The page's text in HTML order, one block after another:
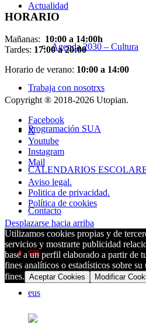
Actualidad
Agenda 2030 – Cultura
Trabaja con nosotrxs
Programación SUA
CALENDARIOS
Contacto
cas
eus
HORARIO
Mañanas: 10:00 a 14:00h
Tardes: 17:00 a 20:00
Horario de verano: 10:00 a 14:00
Copyright ® 2018-2026 Utopian.
Facebook
X
Youtube
Instagram
Mail
Aviso legal.
Politica de privacidad.
Política de cookies
Desplazarse hacia arriba
Utilizamos cookies propias y de
servicios y mostrarte publicidad
base a un perfil elaborado a partir de
fines analíticos o estadísticos sobre
fines. Aceptar Cookies Modificar